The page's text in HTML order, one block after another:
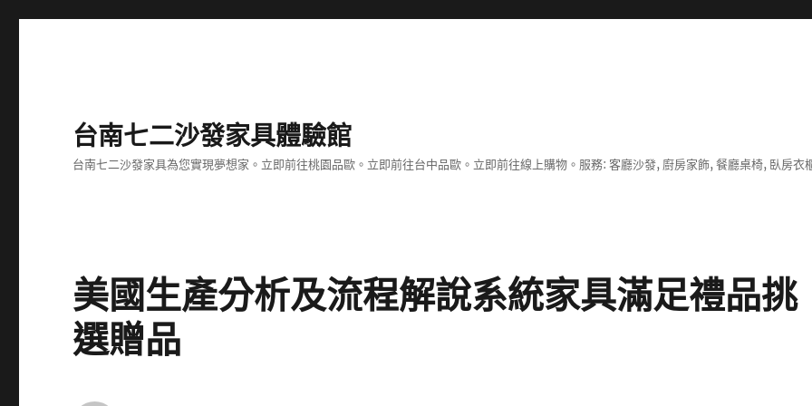
台南七二沙發家具體驗館
台南七二沙發家具為您實現夢想家。立即前往桃園品歐。立即前往台中品歐。立即前往線上購物。服務: 客廳沙發, 廚房家飾, 餐廳桌椅, 臥房衣
美國生產分析及流程解說系統家具滿足禮品挑
選贈品